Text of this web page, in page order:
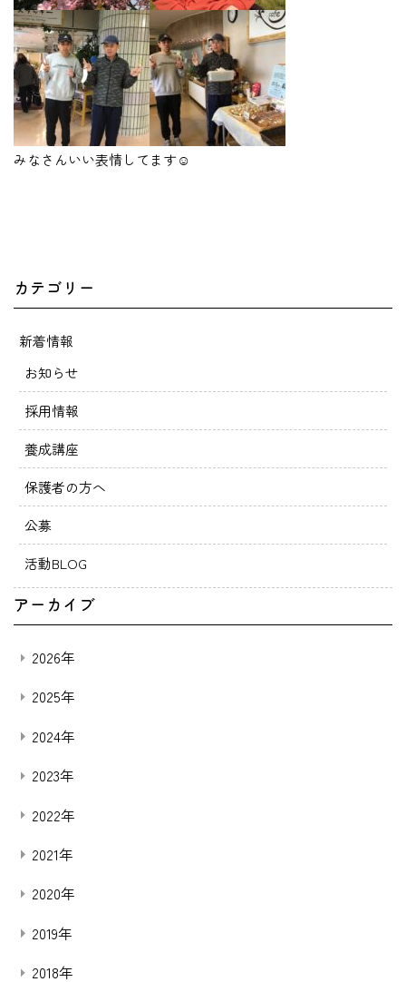
みなさんいい表情してます☺
カテゴリー
新着情報
お知らせ
採用情報
養成講座
保護者の方へ
公募
活動BLOG
アーカイブ
2026年
2025年
2024年
2023年
2022年
2021年
2020年
2019年
2018年